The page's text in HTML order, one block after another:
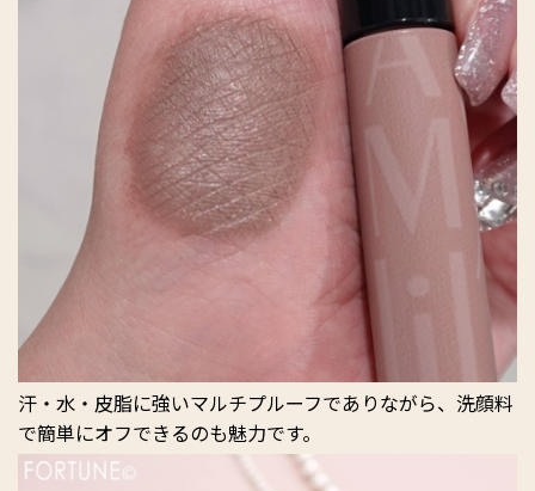
汗・水・皮脂に強いマルチプルーフでありながら、洗顔料
で簡単にオフできるのも魅力です。